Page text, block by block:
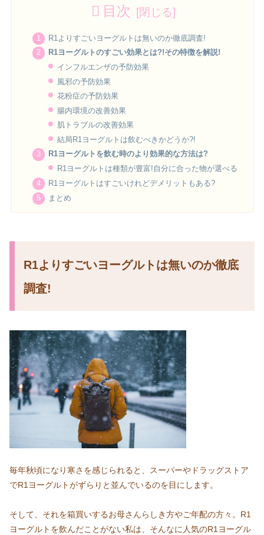
目次
R1よりすごいヨーグルトは無いのか徹底調査!
R1ヨーグルトのすごい効果とは?!その特徴を解説!
インフルエンザの予防効果
風邪の予防効果
花粉症の予防効果
腸内環境の改善効果
肌トラブルの改善効果
結局R1ヨーグルトは飲むべきかどうか?!
R1ヨーグルトを飲む時のより効果的な方法は?
R1ヨーグルトは種類が豊富!自分に合った物が選べる
R1ヨーグルトはすごいけれどデメリットもある?
まとめ
R1よりすごいヨーグルトは無いのか徹底
調査!
毎年秋頃になり寒さを感じられると、スーパーやドラッグストア
でR1ヨーグルトがずらりと並んでいるのを目にします。
そして、それを箱買いするお母さんらしき方やご年配の方々。R1
ヨーグルトを飲んだことがない私は、そんなに人気のR1ヨーグル